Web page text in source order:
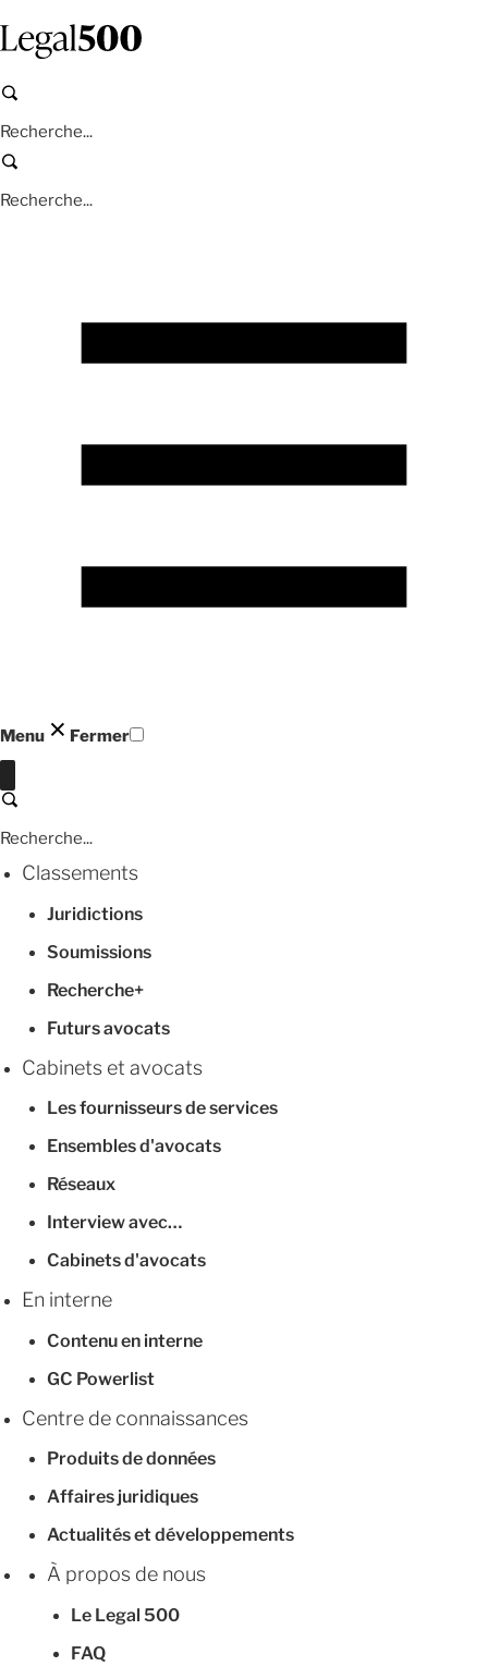
contenu
principal
Recherche
Recherche
Menu Fermer
Recherche
Classements
Juridictions
Soumissions
Recherche+
Futurs avocats
Cabinets et avocats
Les fournisseurs de services
Ensembles d'avocats
Réseaux
Interview avec…
Cabinets d'avocats
En interne
Contenu en interne
GC Powerlist
Centre de connaissances
Produits de données
Affaires juridiques
Actualités et développements
À propos de nous
Le Legal 500
FAQ